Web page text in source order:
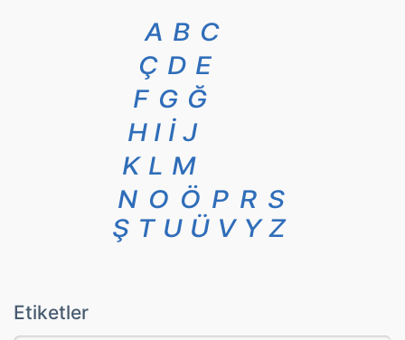
A B C
Ç D E
F G Ğ
H I İ J
K L M
N O Ö P R S
Ş T U Ü V Y Z
Etiketler